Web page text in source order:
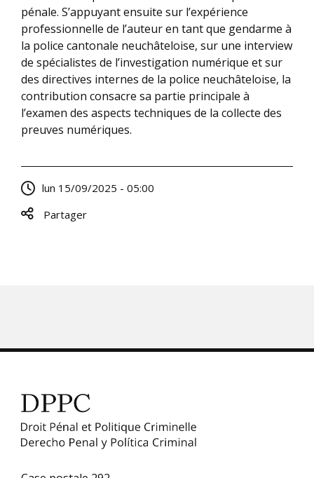
pénale. S’appuyant ensuite sur l’expérience
professionnelle de l’auteur en tant que gendarme à
la police cantonale neuchâteloise, sur une interview
de spécialistes de l’investigation numérique et sur
des directives internes de la police neuchâteloise, la
contribution consacre sa partie principale à
l’examen des aspects techniques de la collecte des
preuves numériques.
lun 15/09/2025 - 05:00
Partager